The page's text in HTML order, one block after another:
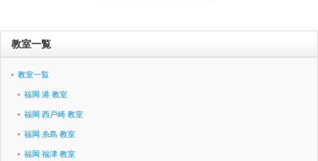
教室一覧
教室一覧
福岡 港 教室
福岡 西戸崎 教室
福岡 糸島 教室
福岡 福津 教室